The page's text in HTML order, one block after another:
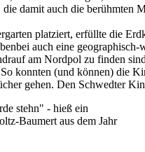
damit auch die berühmten
platziert, erfüllte die
auch eine
am Nordpol zu finden
konnten (und können) die
gehen. Den Schwedter
stehn" - hieß ein
Baumert aus dem Jahr